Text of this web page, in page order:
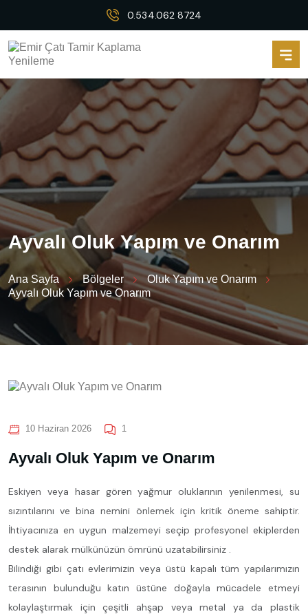
0.534.062 8724
Ayvalı Oluk Yapım ve Onarım
Ana Sayfa Bölgeler
Oluk Yapım ve Onarım
Ayvalı Oluk Yapım ve Onarım
10 Haziran 2026 1
Ayvalı Oluk Yapım ve Onarım
Eskiyen veya hasar gören yağmur oluklarının yenilenmesi, su
sızıntılarını ve bina nemini önlemek için kritik öneme sahiptir.
İhtiyacınıza en uygun malzemeyi seçip profesyonel ekiplerden
destek alarak mülkünüzün ömrünü uzatabilirsiniz .
Bilindiği gibi çatı evlerimizin veya üstü kapalı tüm yapılarımızın
terasının bulunduğu katın üstüne doğayla mücadele etmeyi
kolaylaştırmak için çeşitli ahşap veya metal ya da plastik